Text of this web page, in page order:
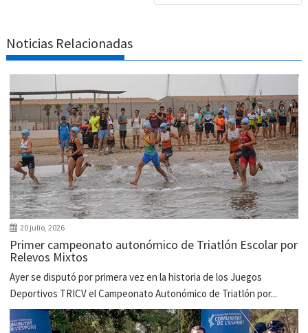
Noticias Relacionadas
20 julio, 2026
Primer campeonato autonómico de Triatlón Escolar por
Relevos Mixtos
Ayer se disputó por primera vez en la historia de los Juegos
Deportivos TRICV el Campeonato Autonómico de Triatlón por...